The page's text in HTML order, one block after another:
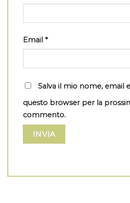
Email *
Salva il mio nome, email
questo browser per la
commento.